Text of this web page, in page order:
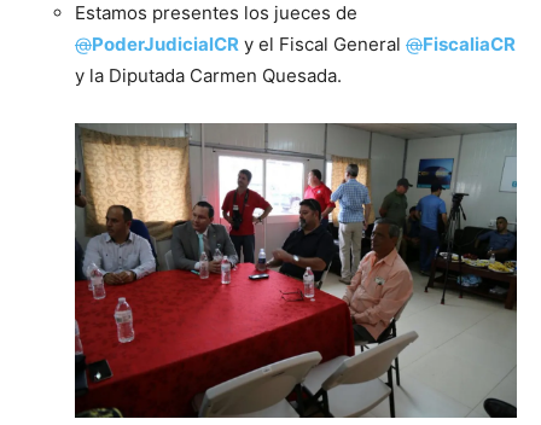
Estamos presentes los jueces de
@PoderJudicialCR y el Fiscal General @FiscaliaCR
y la Diputada Carmen Quesada.